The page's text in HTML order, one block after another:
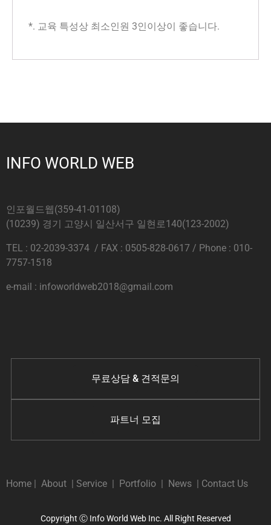
*. 교육 특성상 최소인원 3인이상이 좋습니다.
INFO WORLD WEB
인포월드웹(359-41-01108)
(10239) 경기 고양시 일산서구 일현로140(123-2002)
TEL : 02-2039-3374 / FAX : 0505-828-0617 / Phone : 010-
7757-1518
e-mail : infoworldweb2018@gmail.com
무료상담 & 견적문의
파트너 모집
Home | About | Service | Portfolio | News | Contact Us
Copyright Ⓒ Info World Web Inc. All Right Reserved